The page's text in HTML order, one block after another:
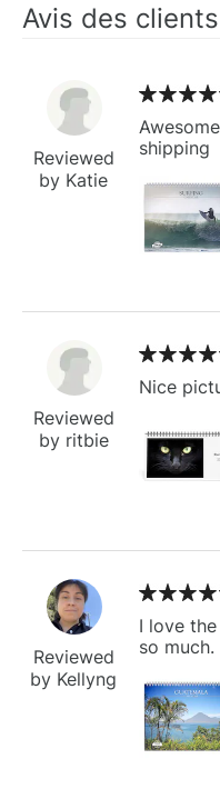
Avis des clients
Reviewed
by Katie
shipping
Reviewed
by ritbie
Nice
Reviewed
by Kellyng
I love
so